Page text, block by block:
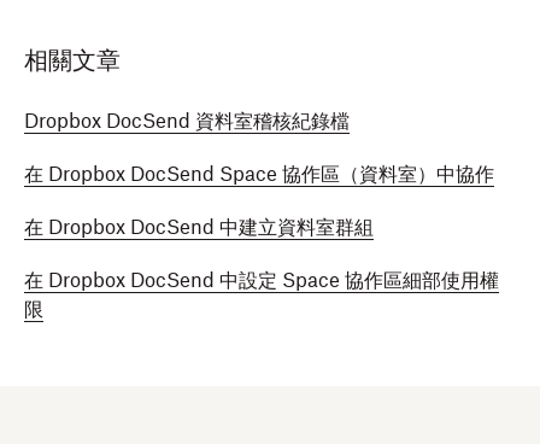
相關文章
Dropbox DocSend 資料室稽核紀錄檔
在 Dropbox DocSend Space 協作區（資料室）中協作
在 Dropbox DocSend 中建立資料室群組
在 Dropbox DocSend 中設定 Space 協作區細部使用權
限